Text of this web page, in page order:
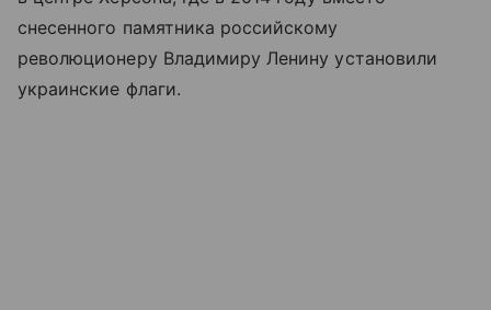
снесенного памятника российскому
революционеру Владимиру Ленину установили
украинские флаги.